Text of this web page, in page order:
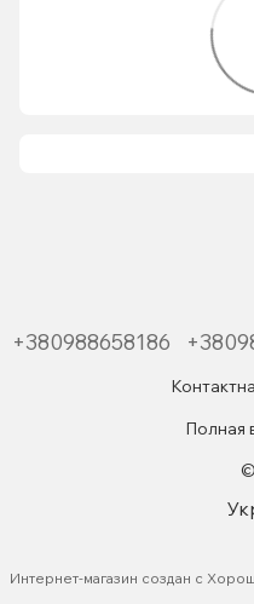
+380988658186
Полная
Интернет-магазин создан с